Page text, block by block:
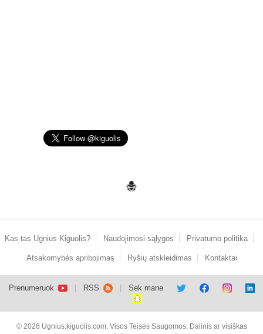
Kas tas Ugnius Kiguolis? Naudojimosi sąlygos Privatumo politika
Atsakomybės apribojimas Ryšių atskleidimas Kontaktai
Prenumeruok RSS Sek mane
© 2026 Ugnius.kiguolis.com. Visos Teisės Saugomos. Dalinis ar visiškas